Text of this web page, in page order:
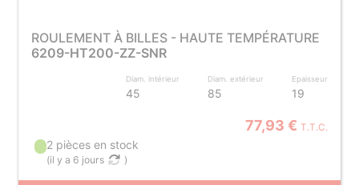
ROULEMENT À BILLES - HAUTE TEMPÉRATURE
6209-HT200-ZZ-SNR
Diam. intérieur
45
Diam. extérieur
85
Epaisseur
19
77,93 € T.T.C.
2 pièces en stock
(il y a 6 jours )